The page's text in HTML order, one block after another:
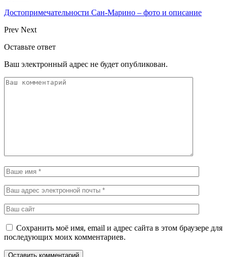
Достопримечательности Сан-Марино – фото и описание
Prev Next
Оставьте ответ
Ваш электронный адрес не будет опубликован.
Сохранить моё имя, email и адрес сайта в этом браузере для
последующих моих комментариев.